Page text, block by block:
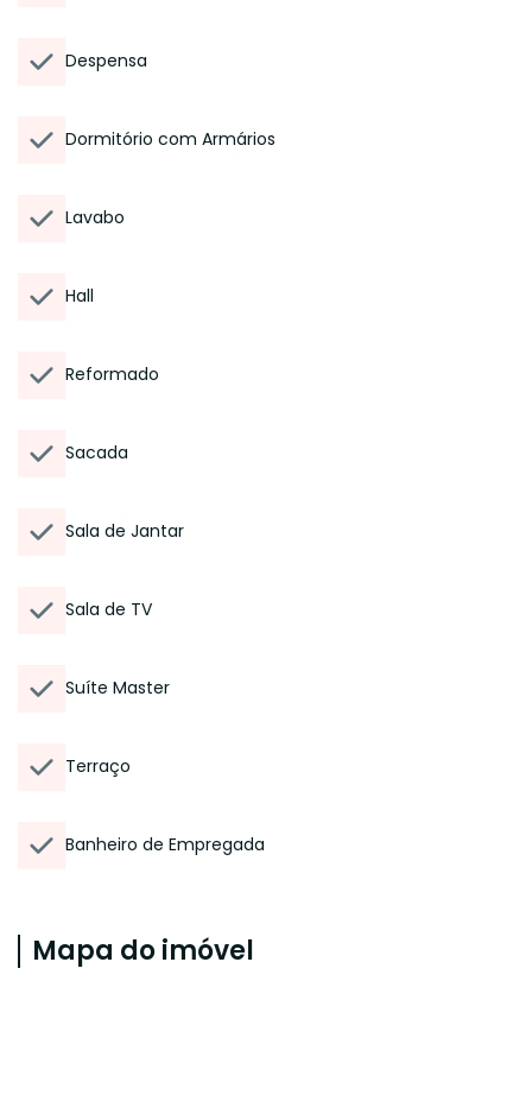
Despensa
Dormitório com Armários
Lavabo
Hall
Reformado
Sacada
Sala de Jantar
Sala de TV
Suíte Master
Terraço
Banheiro de Empregada
Mapa do imóvel